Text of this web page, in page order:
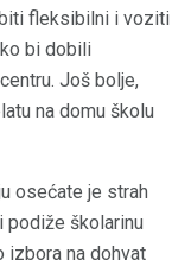
fleksibilni i voziti
bi dobili
Još bolje,
na domu školu
osećate je strah
podiže školarinu
izbora na dohvat